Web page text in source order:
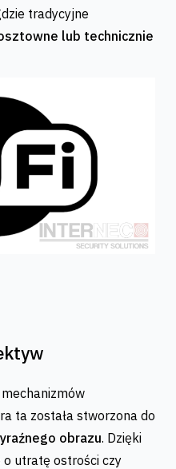
tradycyjne
lub technicznie
ta została stworzona do
obrazu. Dzięki
o utratę ostrości czy